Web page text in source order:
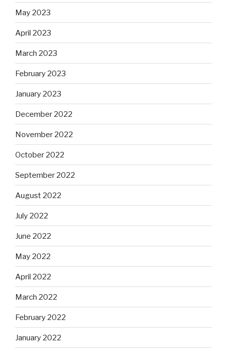
May 2023
April 2023
March 2023
February 2023
January 2023
December 2022
November 2022
October 2022
September 2022
August 2022
July 2022
June 2022
May 2022
April 2022
March 2022
February 2022
January 2022